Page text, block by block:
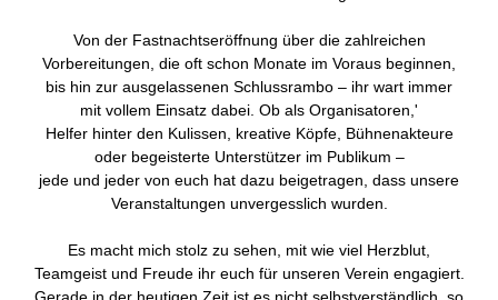
Von der Fastnachtseröffnung über die zahlreichen
Vorbereitungen, die oft schon Monate im Voraus beginnen,
bis hin zur ausgelassenen Schlussrambo – ihr wart immer
mit vollem Einsatz dabei. Ob als Organisatoren,'
Helfer hinter den Kulissen, kreative Köpfe, Bühnenakteure
oder begeisterte Unterstützer im Publikum –
jede und jeder von euch hat dazu beigetragen, dass unsere
Veranstaltungen unvergesslich wurden.
Es macht mich stolz zu sehen, mit wie viel Herzblut,
Teamgeist und Freude ihr euch für unseren Verein engagiert.